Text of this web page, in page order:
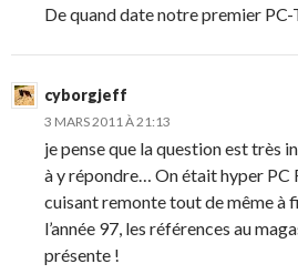
De quand date notre premier PC-
cyborgjeff
3 MARS 2011 À 21:13
je pense que la question est très
à y répondre… On était hyper PC
cuisant remonte tout de même à
l’année 97, les références au
présente !